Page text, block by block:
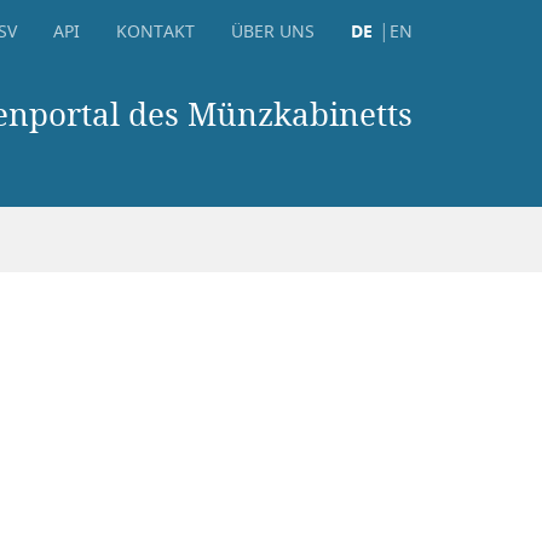
API KONTAKT ÜBER UNS DE EN
des Münzkabinetts